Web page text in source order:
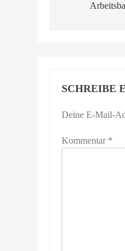
SCHREIBE
Deine E-Mail-
Kommentar *